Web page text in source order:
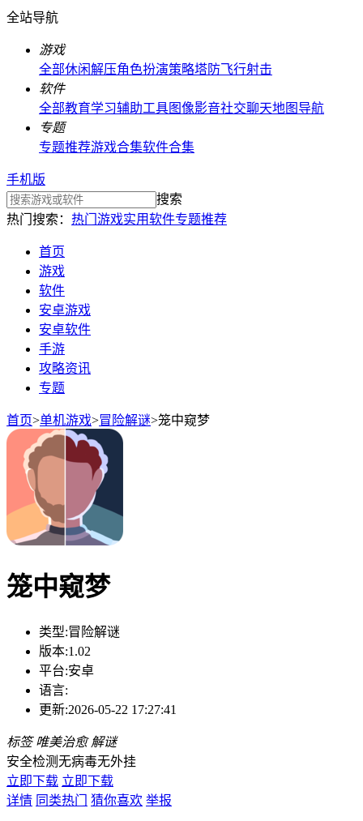
全站导航
游戏
全部休闲解压角色扮演策略塔防飞行射击
软件
全部教育学习辅助工具图像影音社交聊天地图导航
专题
专题推荐游戏合集软件合集
手机版
搜索
热门搜索： 热门游戏实用软件专题推荐
首页
游戏
软件
安卓游戏
安卓软件
手游
攻略资讯
专题
首页>单机游戏>冒险解谜>笼中窥梦
笼中窥梦
类型:冒险解谜
版本:1.02
平台:安卓
语言:
更新:2026-05-22 17:27:41
标签 唯美治愈 解谜
安全检测无病毒无外挂
立即下载 立即下载
详情 同类热门 猜你喜欢 举报